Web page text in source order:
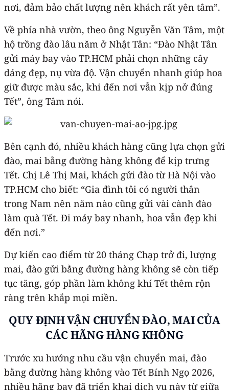
nơi, đảm bảo chất lượng nên khách rất yên tâm”.
Về phía nhà vườn, theo ông Nguyễn Văn Tâm, một
hộ trồng đào lâu năm ở Nhật Tân: “Đào Nhật Tân
gửi máy bay vào TP.HCM phải chọn những cây
dáng đẹp, nụ vừa độ. Vận chuyển nhanh giúp hoa
giữ được màu sắc, khi đến nơi vẫn kịp nở đúng
Tết”, ông Tâm nói.
Bên cạnh đó, nhiều khách hàng cũng lựa chọn gửi
đào, mai bằng đường hàng không để kịp trưng
Tết. Chị Lê Thị Mai, khách gửi đào từ Hà Nội vào
TP.HCM cho biết: “Gia đình tôi có người thân
trong Nam nên năm nào cũng gửi vài cành đào
làm quà Tết. Đi máy bay nhanh, hoa vẫn đẹp khi
đến nơi.”
Dự kiến cao điểm từ 20 tháng Chạp trở đi, lượng
mai, đào gửi bằng đường hàng không sẽ còn tiếp
tục tăng, góp phần làm không khí Tết thêm rộn
ràng trên khắp mọi miền.
QUY ĐỊNH VẬN CHUYỂN ĐÀO, MAI CỦA
CÁC HÃNG HÀNG KHÔNG
Trước xu hướng nhu cầu vận chuyển mai, đào
bằng đường hàng không vào Tết Bính Ngọ 2026,
nhiều hãng bay đã triển khai dịch vụ này từ giữa